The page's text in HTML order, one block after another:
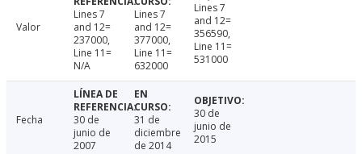
Valor
Lines 7
and 12=
237000,
Line 11=
N/A
Lines 7
and 12=
377000,
Line 11=
632000
Lines 7
and 12=
356590,
Line 11=
531000
Fecha
30 de
junio de
2007
31 de
diciembre
de 2014
30 de
junio de
2015